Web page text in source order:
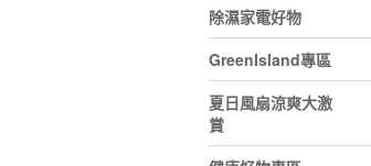
除濕家電好物
GreenIsland專區
夏日風扇涼爽大激
賞